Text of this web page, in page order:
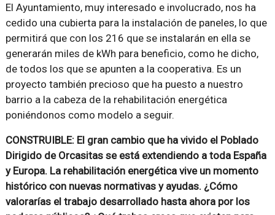
El Ayuntamiento, muy interesado e involucrado, nos ha
cedido una cubierta para la instalación de paneles, lo que
permitirá que con los 216 que se instalarán en ella se
generarán miles de kWh para beneficio, como he dicho,
de todos los que se apunten a la cooperativa. Es un
proyecto también precioso que ha puesto a nuestro
barrio a la cabeza de la rehabilitación energética
poniéndonos como modelo a seguir.
CONSTRUIBLE: El gran cambio que ha vivido el Poblado
Dirigido de Orcasitas se está extendiendo a toda España
y Europa. La rehabilitación energética vive un momento
histórico con nuevas normativas y ayudas. ¿Cómo
valorarías el trabajo desarrollado hasta ahora por los